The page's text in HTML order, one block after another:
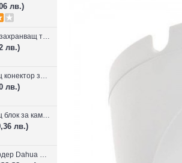
лв.)
Конкетор, захранващ тип "женски"
лв.)
Захранващ конектор за камера - мъжки
лв.)
Захранващ блок за камери 12v, 5A
лв.)
DVR рекордер Dahua XVR5108C-X за 8 HDCVI, AHD, HDTVI, аналог камери